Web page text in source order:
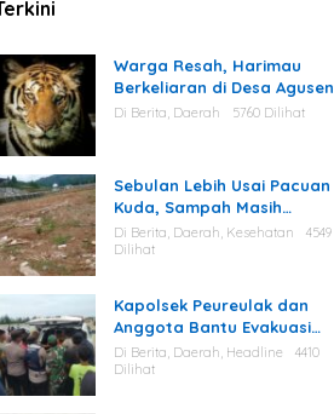
Warga Resah, Harimau
Berkeliaran di Desa Agusen
Di Berita, Daerah 5760 Dilihat
Sebulan Lebih Usai Pacuan
Kuda, Sampah Masih
Berserakan di Area Stadion
Di Berita, Daerah, Kesehatan
4549
Dilihat
Kapolsek Peureulak dan
Anggota Bantu Evakuasi
Korban Tenggelam di
Perairan Kuala Bugak
Di Berita, Daerah, Headline
4410
Dilihat